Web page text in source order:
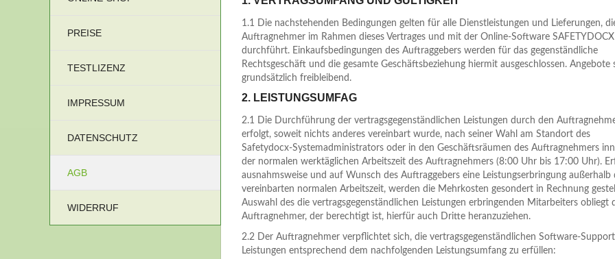
PREISE
TESTLIZENZ
IMPRESSUM
DATENSCHUTZ
AGB
WIDERRUF
1.1 Die nachstehenden Bedingungen gelten für alle Dienstleistungen und Lieferungen,
Auftragnehmer im Rahmen dieses Vertrages und mit der Online-Software SAFETYDOCX
durchführt. Einkaufsbedingungen des Auftraggebers werden für das gegenständliche
Rechtsgeschäft und die gesamte Geschäftsbeziehung hiermit ausgeschlossen. Angebote
grundsätzlich freibleibend.
2. LEISTUNGSUMFAG
2.1 Die Durchführung der vertragsgegenständlichen Leistungen durch den
erfolgt, soweit nichts anderes vereinbart wurde, nach seiner Wahl am Standort des
Safetydocx-Systemadministrators oder in den Geschäftsräumen des Auftragnehmers
der normalen werktäglichen Arbeitszeit des Auftragnehmers (8:00 Uhr bis 17:00 Uhr).
ausnahmsweise und auf Wunsch des Auftraggebers eine Leistungserbringung außerhalb
vereinbarten normalen Arbeitszeit, werden die Mehrkosten gesondert in Rechnung
Auswahl des die vertragsgegenständlichen Leistungen erbringenden Mitarbeiters obliegt
Auftragnehmer, der berechtigt ist, hierfür auch Dritte heranzuziehen.
2.2 Der Auftragnehmer verpflichtet sich, die vertragsgegenständlichen Software-
Leistungen entsprechend dem nachfolgenden Leistungsumfang zu erfüllen: